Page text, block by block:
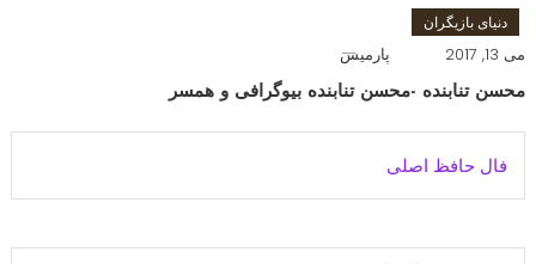
دنیای بازیگران
می 13, 2017 پارمیس
محسن تنابنده -محسن تنابنده بیوگرافی و همسر
فال حافظ اصلی